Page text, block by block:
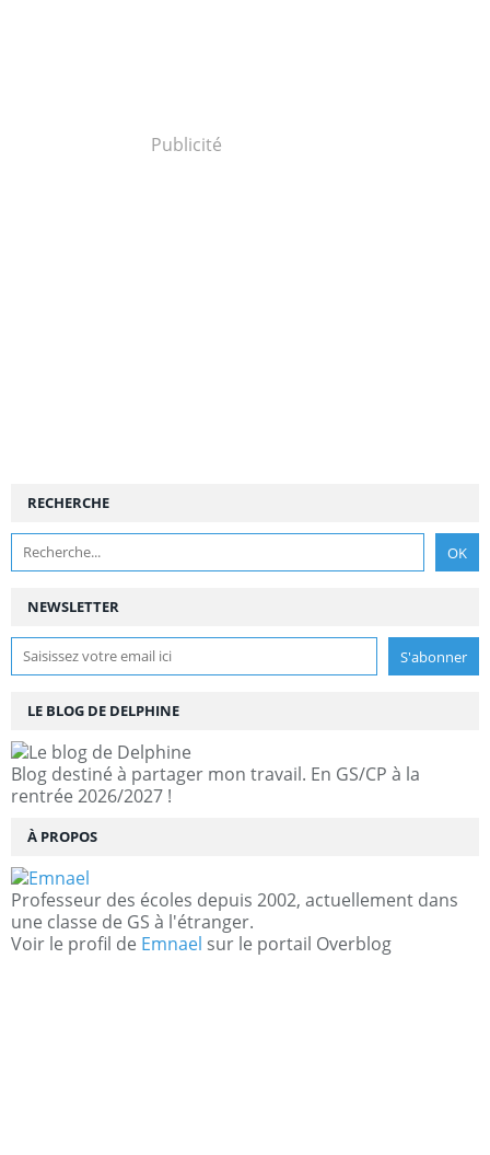
Publicité
NEWSLETTER
RECHERCHE
LE BLOG DE DELPHINE
Blog destiné à partager mon travail. En GS/CP à la
rentrée 2026/2027 !
À PROPOS
Professeur des écoles depuis 2002, actuellement dans
une classe de GS à l'étranger.
Voir le profil de Emnael sur le portail Overblog